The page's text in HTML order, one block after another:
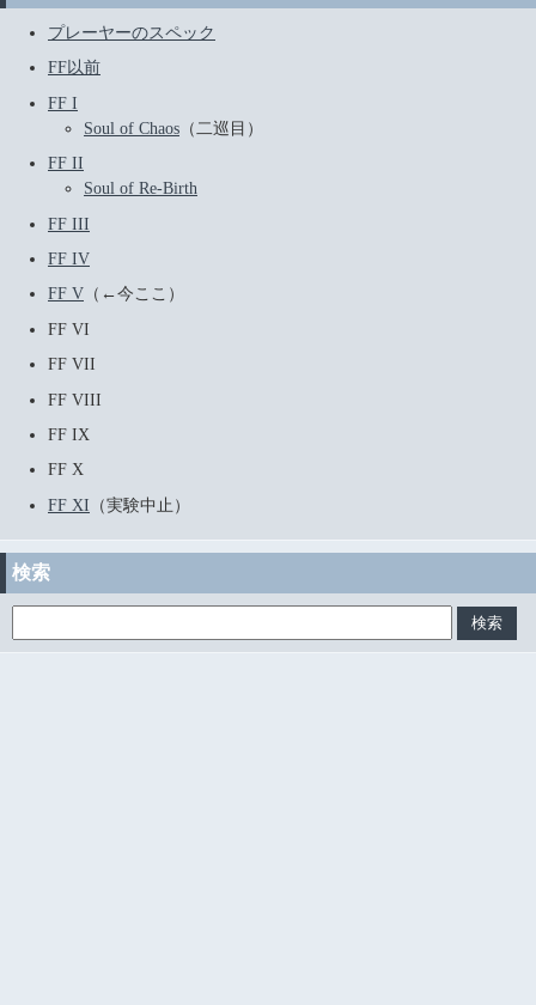
プレーヤーのスペック
FF以前
FF I
Soul of Chaos （二巡目）
FF II
Soul of Re-Birth
FF III
FF IV
FF V （←今ここ）
FF VI
FF VII
FF VIII
FF IX
FF X
FF XI （実験中止）
検索